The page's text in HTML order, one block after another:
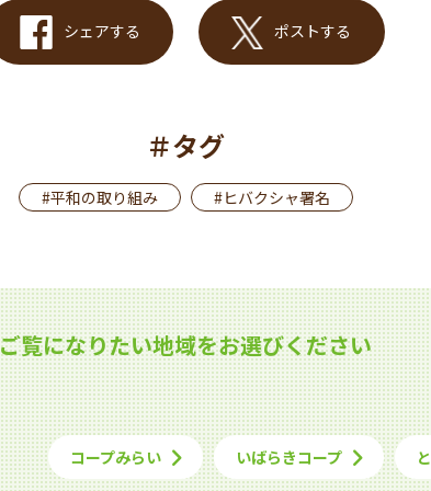
シェアする ポストする
＃タグ
#平和の取り組み #ヒバクシャ署名
ご覧になりたい地域をお選びください
コープみらい いばらきコープ